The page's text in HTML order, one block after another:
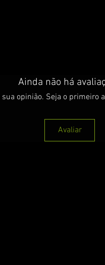
Ainda não há
opinião. Seja o primeiro
Avaliar